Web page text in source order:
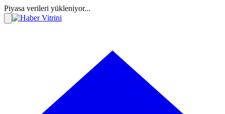
Piyasa verileri yükleniyor...